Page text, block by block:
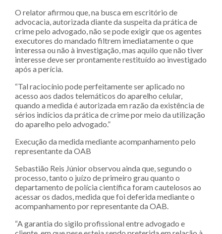
O relator afirmou que, na busca em escritório de
advocacia, autorizada diante da suspeita da prática de
crime pelo advogado, não se pode exigir que os agentes
executores do mandado filtrem imediatamente o que
interessa ou não à investigação, mas aquilo que não tiver
interesse deve ser prontamente restituído ao investigado
após a perícia.
“Tal raciocínio pode perfeitamente ser aplicado no
acesso aos dados telemáticos do aparelho celular,
quando a medida é autorizada em razão da existência de
sérios indícios da prática de crime por meio da utilização
do aparelho pelo advogado.”
Execução da medida mediante acompanhamento pelo
representante da OAB
Sebastião Reis Júnior observou ainda que, segundo o
processo, tanto o juízo de primeiro grau quanto o
departamento de polícia científica foram cautelosos ao
acessar os dados, medida que foi deferida mediante o
acompanhamento por representante da OAB.
“A garantia do sigilo profissional entre advogado e